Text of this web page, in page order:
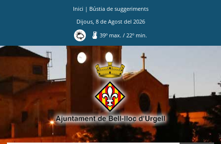
Inici | Bústia de suggeriments
Dijous, 8de Agostdel 2026
39º max./ 22º min.